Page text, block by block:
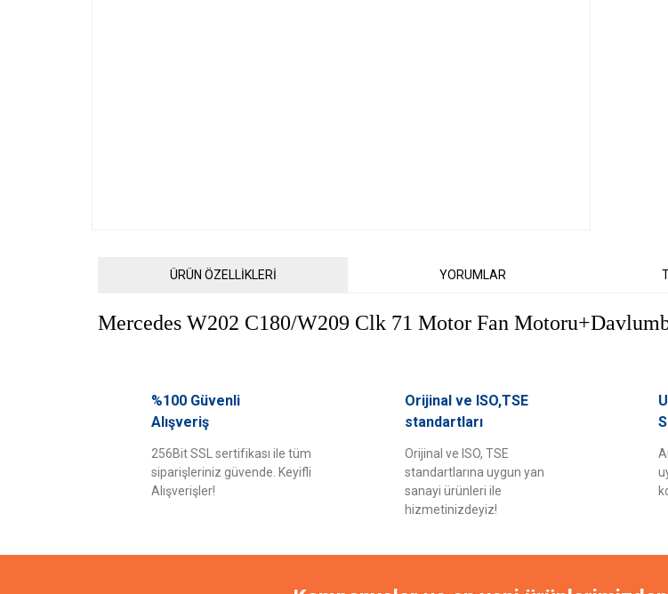
ÜRÜN ÖZELLİKLERİ YORUMLAR
Mercedes W202 C180/W209 Clk 71 Motor Fan
Bu ürüne ilk yorumu siz
Görüş ve önerileriniz için teşekkür ederiz.
Ürün bilgilerinde hatalar bulunuyor.
%100 Güvenli
Alışveriş
256Bit SSL sertifikası ile tüm
siparişleriniz güvende. Keyifli
Alışverişler!
Orijinal ve ISO,TSE
standartları
Orijinal ve ISO, TSE
standartlarına uygun yan
sanayi ürünleri ile
hizmetinizdeyiz!